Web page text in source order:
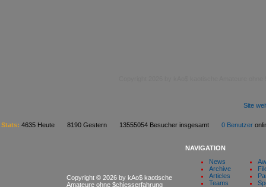
Site
Stats: 4635 Heute 8190 Gestern 13555054 Besucher insgesamt 0 Benutzer
Copyright © 2026 by kAo$ kaotische
Amateure ohne $chiesserfahrung
NAVIGATION
News
Archive
Articles
Teams